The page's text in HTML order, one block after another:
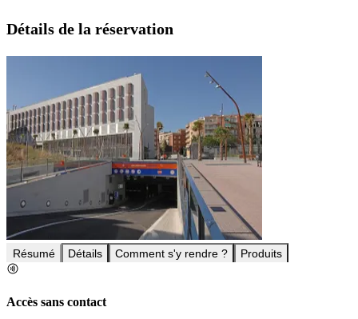
Détails de la réservation
Résumé Détails Comment s'y rendre ? Produits
Accès sans contact